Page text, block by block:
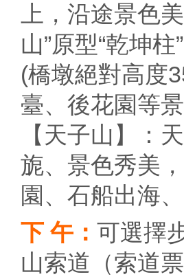
上，沿途景色
山”原型“乾坤
(橋墩絕對高度
臺、後花園等
【天子山】：
旎、景色秀美
園、石船出海
下 午： 可選擇
山索道（索道